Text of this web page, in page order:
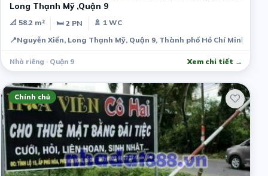
Long Thạnh Mỹ ,Quận 9
📐 58.2 m² 🛏 2 PN
🚿 1 WC
📍Nguyễn Xiển, Long Thạnh Mỹ, Quận 9, Thành phố Hồ Chí Minh, Việt
Nhà riêng · Quận 9 Xem chi tiết →
Chính chủ